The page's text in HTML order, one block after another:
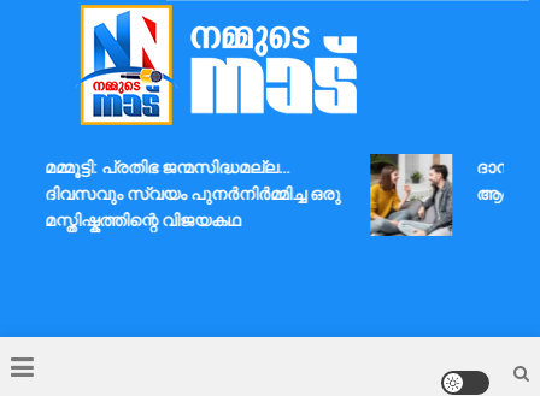
മമ്മൂട്ടി: പ്രതിഭ ജന്മസിദ്ധമല്ല…
ദിവസവും സ്വയം പുനർനിർമ്മിച്ച ഒരു
മസ്തിഷ്കത്തിന്റെ വിജയകഥ